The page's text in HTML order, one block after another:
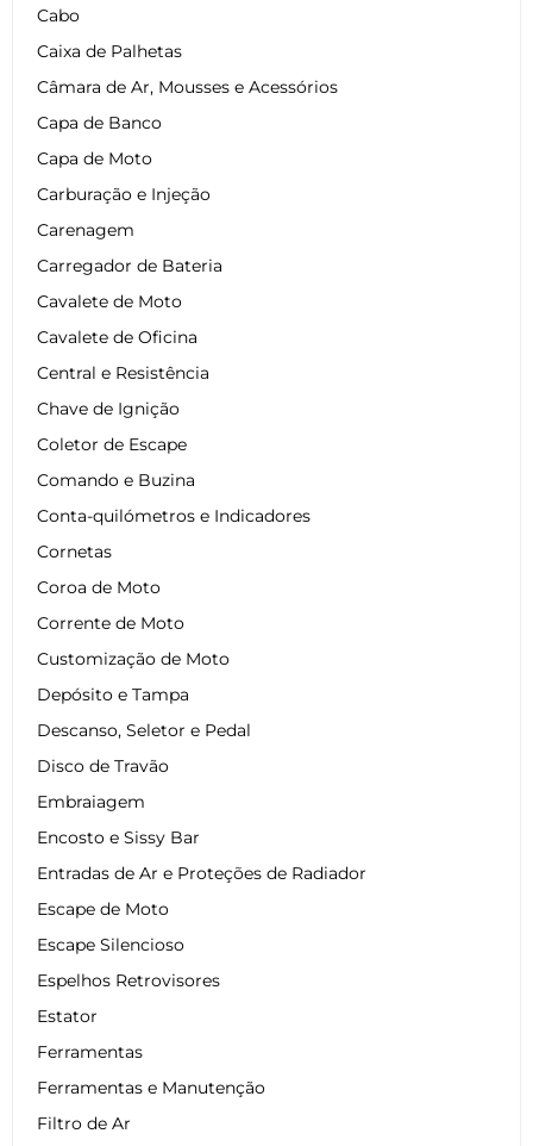
Cabo
Caixa de Palhetas
Câmara de Ar, Mousses e Acessórios
Capa de Banco
Capa de Moto
Carburação e Injeção
Carenagem
Carregador de Bateria
Cavalete de Moto
Cavalete de Oficina
Central e Resistência
Chave de Ignição
Coletor de Escape
Comando e Buzina
Conta-quilómetros e Indicadores
Cornetas
Coroa de Moto
Corrente de Moto
Customização de Moto
Depósito e Tampa
Descanso, Seletor e Pedal
Disco de Travão
Embraiagem
Encosto e Sissy Bar
Entradas de Ar e Proteções de Radiador
Escape de Moto
Escape Silencioso
Espelhos Retrovisores
Estator
Ferramentas
Ferramentas e Manutenção
Filtro de Ar